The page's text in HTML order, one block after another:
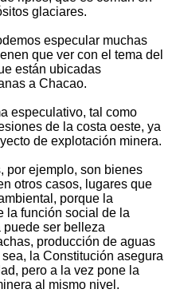
glaciares.
especular muchas
que ver con el tema del
están ubicadas
a Chacao.
especulativo, tal como
de la costa oeste, ya
de explotación minera.
por ejemplo, son bienes
otros casos, lugares que
porque la
la función social de la
puede ser belleza
producción de aguas
la Constitución asegura
pero a la vez pone la
al mismo nivel.